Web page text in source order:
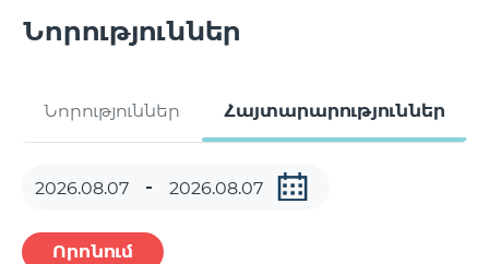
Նորություններ
Նորություններ Հայտարարություններ
Որոնում